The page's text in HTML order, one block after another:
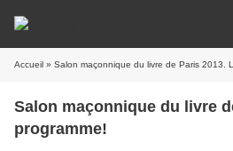
Accueil » Salon maçonnique du livre de Paris 2013.
Salon maçonnique du livre
programme!